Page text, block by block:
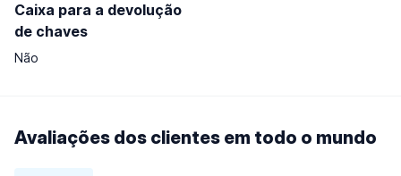
Caixa para a devolução
de chaves
Não
Avaliações dos clientes em todo o mundo